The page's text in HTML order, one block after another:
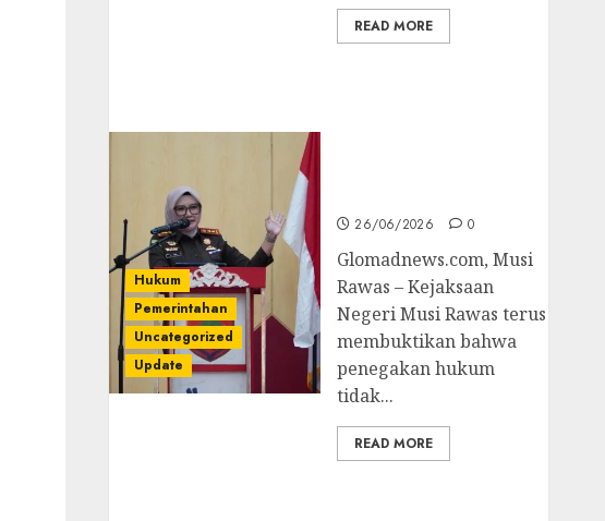
READ MORE
Hukum
Pemerintahan
Uncategorized
Update
26/06/2026 0
Glomadnews.com, Musi
Rawas – Kejaksaan
Negeri Musi Rawas terus
membuktikan bahwa
penegakan hukum
tidak...
READ MORE